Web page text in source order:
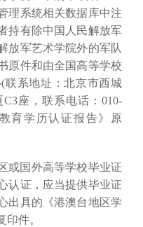
理系统相关数据库中注
持有除中国人民解放军
放军艺术学院外的军队
原件和由全国高等学校
联系地址：北京市西城
座，联系电话：010-
育学历认证报告》原
或国外高等学校毕业证
认证，应当提供毕业证
出具的《港澳台地区学
件。